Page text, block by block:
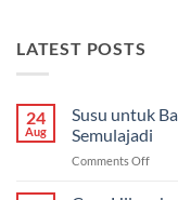
LATEST POSTS
24
Aug
Susu untuk
Semulajadi
Comments Offon
untuk